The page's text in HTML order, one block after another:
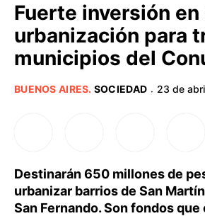
BUENOS AIRES
Fuerte inversión
urbanización para
municipios del
BUENOS AIRES. SOCIEDAD · 23 de
Destinarán 650 millones de
urbanizar barrios de San
San Fernando. Son fondos